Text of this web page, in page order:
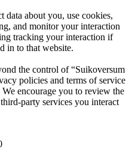
data about you, use cookies,
and monitor your interaction
tracking your interaction if
in to that website.
the control of “Suikoversum
policies and terms of service
encourage you to review the
party services you interact